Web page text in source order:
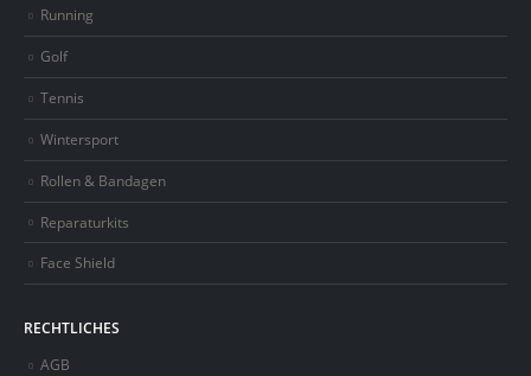
Running
Golf
Tennis
Wintersport
Rollen & Bandagen
Reparaturkits
Face Shield
RECHTLICHES
AGB